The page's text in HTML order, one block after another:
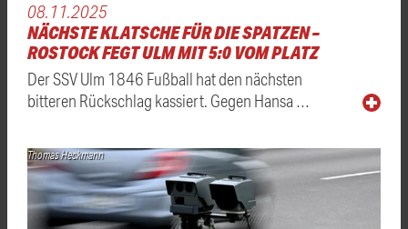
08.11.2025
NÄCHSTE KLATSCHE FÜR DIE SPATZEN –
ROSTOCK FEGT ULM MIT 5:0 VOM PLATZ
Der SSV Ulm 1846 Fußball hat den nächsten
bitteren Rückschlag kassiert. Gegen Hansa …
Thomas Heckmann